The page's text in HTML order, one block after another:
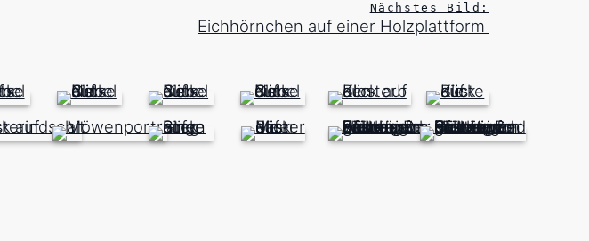
Nächstes Bild:
Eichhörnchen auf einer Holzplattform